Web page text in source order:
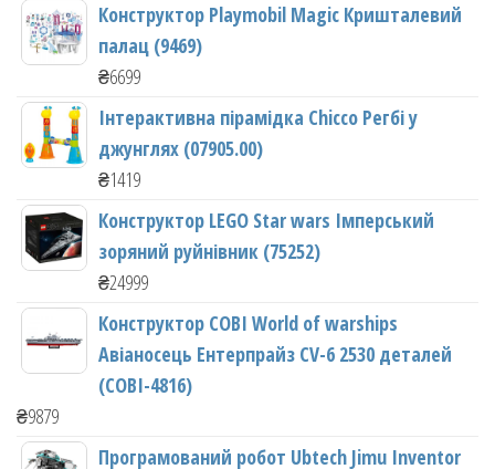
Конструктор Playmobil Magic Кришталевий
палац (9469)
₴6699
Інтерактивна пірамідка Chicco Регбі у
джунглях (07905.00)
₴1419
Конструктор LEGO Star wars Імперський
зоряний руйнівник (75252)
₴24999
Конструктор COBI World of warships
Авіаносець Ентерпрайз CV-6 2530 деталей
(COBI-4816)
₴9879
Програмований робот Ubtech Jimu Inventor